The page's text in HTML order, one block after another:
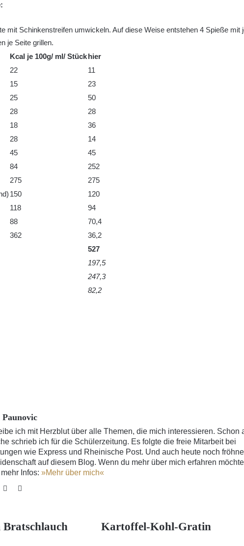
mit Schinkenstreifen umwickeln. Auf diese Weise entstehen 4 Spieße mit
je Seite grillen.
Kcal je 100g/ ml/ Stückhier
22
11
15
23
25
50
28
28
18
36
28
14
45
45
84
252
275
275
150
120
118
94
88
70,4
362
36,2
527
197,5
247,3
82,2
ich mit Herzblut über alle Themen, die mich interessieren. Schon
schrieb ich für die Schülerzeitung. Es folgte die freie Mitarbeit bei
wie Express und Rheinische Post. Und auch heute noch
auf diesem Blog. Wenn du mehr über mich erfahren
Infos: »Mehr über mich«
TwitterYouTube
Instagram
Bratschlauch Kartoffel-Kohl-Gratin